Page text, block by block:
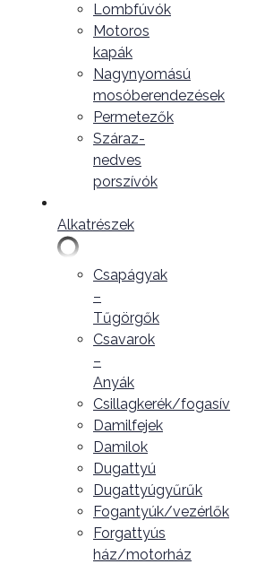
Lombfúvók
Motoros
kapák
Nagynyomású
mosóberendezések
Permetezők
Száraz-
nedves
porszívók
Alkatrészek
Csapágyak
–
Tűgörgők
Csavarok
–
Anyák
Csillagkerék/fogasív
Damilfejek
Damilok
Dugattyú
Dugattyúgyűrűk
Fogantyúk/vezérlők
Forgattyús
ház/motorház